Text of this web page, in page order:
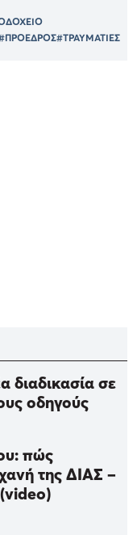
#ΤΡΑΥΜΑΤΙΕΣ
διαδικασία σε
οδηγούς
πώς
της ΔΙΑΣ –